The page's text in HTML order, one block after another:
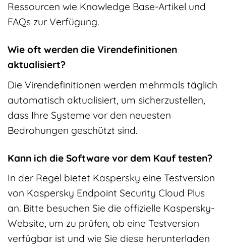
Ressourcen wie Knowledge Base-Artikel und
FAQs zur Verfügung.
Wie oft werden die Virendefinitionen
aktualisiert?
Die Virendefinitionen werden mehrmals täglich
automatisch aktualisiert, um sicherzustellen,
dass Ihre Systeme vor den neuesten
Bedrohungen geschützt sind.
Kann ich die Software vor dem Kauf testen?
In der Regel bietet Kaspersky eine Testversion
von Kaspersky Endpoint Security Cloud Plus
an. Bitte besuchen Sie die offizielle Kaspersky-
Website, um zu prüfen, ob eine Testversion
verfügbar ist und wie Sie diese herunterladen